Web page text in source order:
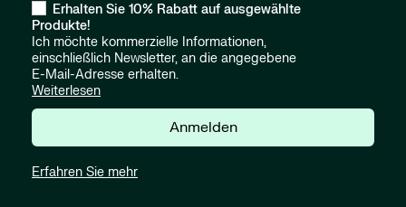
Erhalten Sie 10% Rabatt auf ausgewählte
Produkte!
Ich möchte kommerzielle Informationen,
einschließlich Newsletter, an die angegebene
E-Mail-Adresse erhalten.
Weiterlesen
Anmelden
Erfahren Sie mehr